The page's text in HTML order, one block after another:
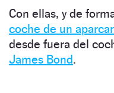
Con ellas, y de
coche de un
desde fuera del
James Bond.